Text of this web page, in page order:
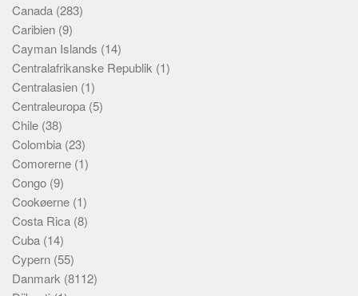
Canada (283)
Caribien (9)
Cayman Islands (14)
Centralafrikanske Republik (1)
Centralasien (1)
Centraleuropa (5)
Chile (38)
Colombia (23)
Comorerne (1)
Congo (9)
Cookøerne (1)
Costa Rica (8)
Cuba (14)
Cypern (55)
Danmark (8112)